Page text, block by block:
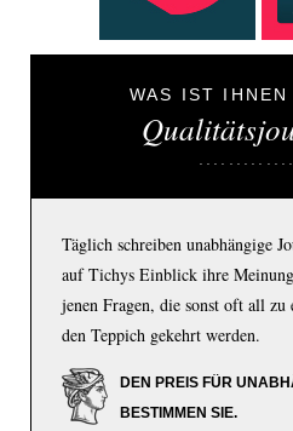
WAS IST IHNEN
Täglich schreiben unabhängige
auf Tichys Einblick ihre
jenen Fragen, die sonst oft all
den Teppich gekehrt werden.
DEN PREIS FÜR
BESTIMMEN SIE.